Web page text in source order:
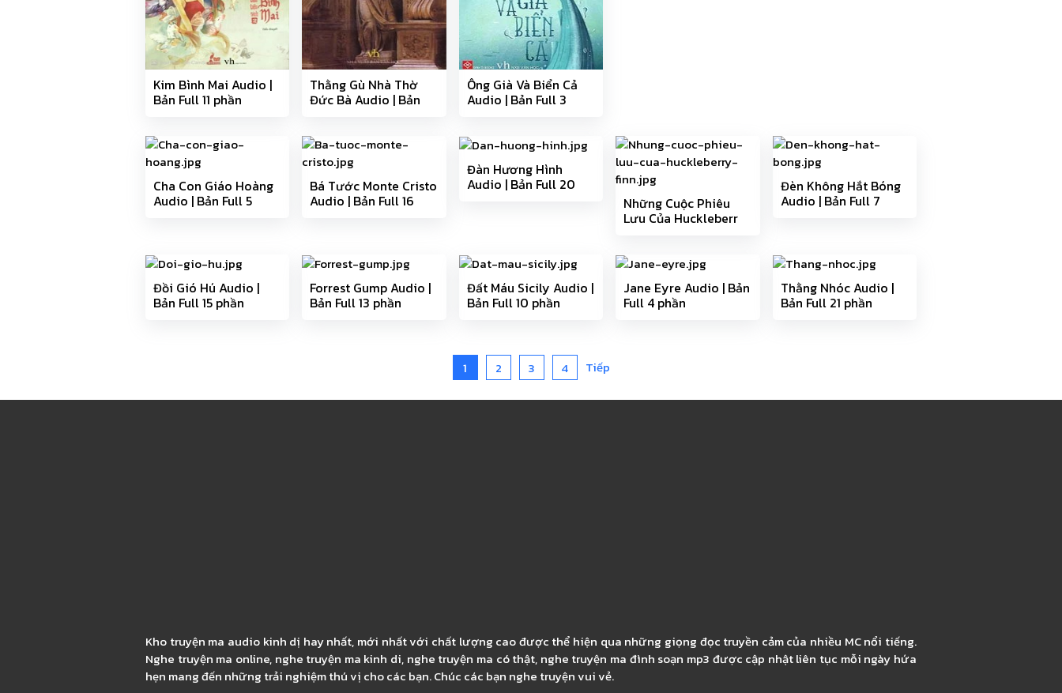
Kim Bình Mai Audio |
Bản Full 11 phần
Thằng Gù Nhà Thờ
Đức Bà Audio | Bản
Ông Già Và Biển Cả
Audio | Bản Full 3
Cha Con Giáo Hoàng
Audio | Bản Full 5
Bá Tước Monte Cristo
Audio | Bản Full 16
Đàn Hương Hình
Audio | Bản Full 20
Những Cuộc Phiêu
Lưu Của Huckleberry
Đèn Không Hắt Bóng
Audio | Bản Full 7
Đồi Gió Hú Audio |
Bản Full 15 phần
Forrest Gump Audio |
Bản Full 13 phần
Đất Máu Sicily Audio |
Bản Full 10 phần
Jane Eyre Audio | Bản
Full 4 phần
Thằng Nhóc Audio |
Bản Full 21 phần
1 2 3 4 Tiếp
Kho truyện ma audio kinh dị hay nhất, mới nhất với chất lượng cao được thể hiện qua những giọng đọc truyền cảm của nhiều MC nổi tiếng.
Nghe truyện ma online, nghe truyện ma kinh di, nghe truyện ma có thật, nghe truyện ma đình soạn mp3 được cập nhật liên tục mỗi ngày hứa
hẹn mang đến những trải nghiệm thú vị cho các bạn. Chúc các bạn nghe truyện vui vẻ.